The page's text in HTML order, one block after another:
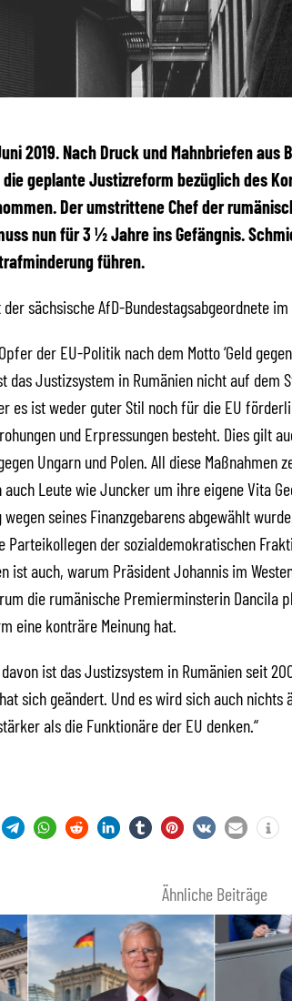
2019. Nach Druck und Mahnbriefen aus
die geplante Justizreform bezüglich des
Der umstrittene Chef der
nun für 3 ½ Jahre ins Gefängnis.
führen.
sächsische AfD-Bundestagsabgeordnete im
der EU-Politik nach dem Motto ‘Geld
das Justizsystem in Rumänien nicht auf dem
es ist weder guter Stil noch für die EU
und Erpressungen besteht. Dies gilt
Ungarn und Polen. All diese Maßnahmen
Leute wie Juncker um ihre eigene Vita
wegen seines Finanzgebarens abgewählt
Parteikollegen der sozialdemokratischen
ist auch, warum Präsident Johannis im
die rumänische Premierminsterin Dancila
eine konträre Meinung hat.
ist das Justizsystem in Rumänien seit
sich geändert. Und es wird sich auch nichts
als die Funktionäre der EU denken.“
Ähnliche Beiträge